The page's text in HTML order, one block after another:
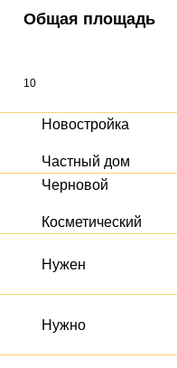
Общая площадь
Новостройка
Частный дом
Черновой
Косметический
Нужен
Нужно